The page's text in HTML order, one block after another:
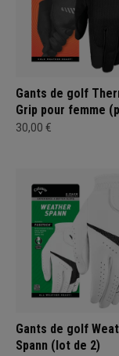
Gants de golf
Grip pour femme
30,00 €
Gants de golf
Spann (lot de 2)